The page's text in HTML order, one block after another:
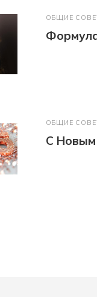
ОБЩИЕ
ОБЩИЕ
С Новым